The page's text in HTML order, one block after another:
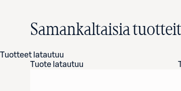
Samankaltaisia
Tuotteet latautuu
Tuote latautuu